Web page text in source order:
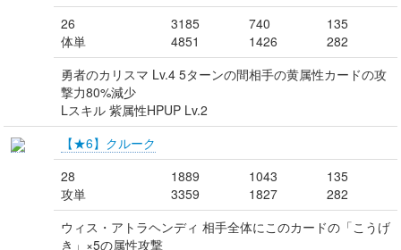
26
体単
3185
4851
740
1426
135
282
勇者のカリスマ Lv.4 5ターンの間相手の黄属性カードの攻
撃力80%減少
Lスキル 紫属性HPUP Lv.2
【★6】クルーク
28
攻単
1889
3359
1043
1827
135
282
ウィス・アトラヘンディ 相手全体にこのカードの「こうげ
き」×5の属性攻撃